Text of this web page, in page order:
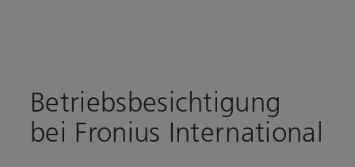
Betriebsbesichtigung
bei Fronius International